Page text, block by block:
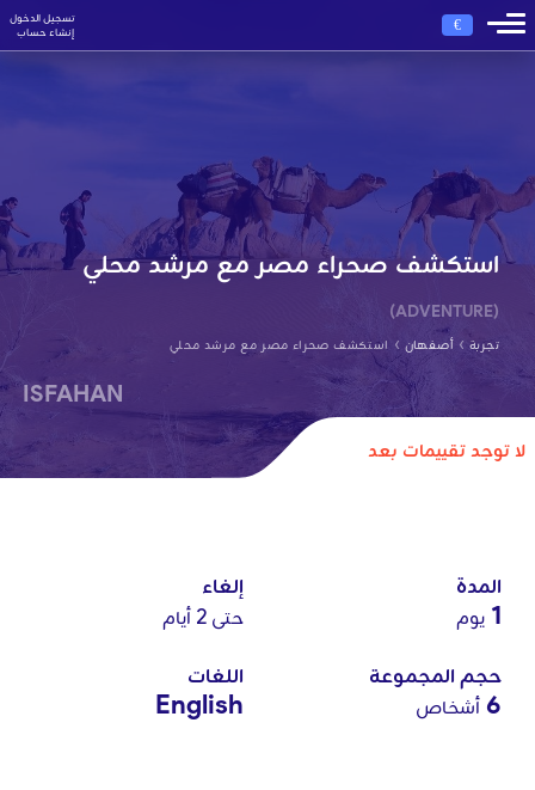
€
تسجيل الدخول
إنشاء حساب
استكشف صحراء مصر مع مرشد محلي
(ADVENTURE)
تجربة › أصفهان › استكشف صحراء مصر مع مرشد محلي
لا توجد تقييمات بعد
ISFAHAN
المدة
1 يوم
إلغاء
حتى 2 أيام
حجم المجموعة
6 أشخاص
اللغات
English